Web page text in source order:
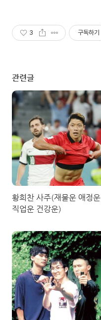
3 구독하기
관련글
황희찬 사주(재물운 애정운
직업운 건강운)